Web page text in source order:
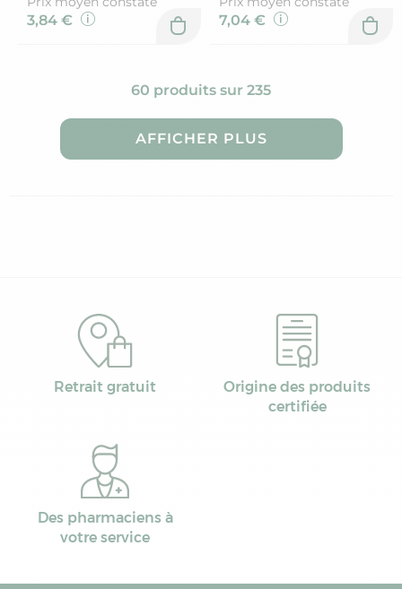
3,84 € 7,04 €
60 produits sur 235
AFFICHER PLUS
Retrait gratuit
Origine des produits
certifiée
Des pharmaciens à
votre service